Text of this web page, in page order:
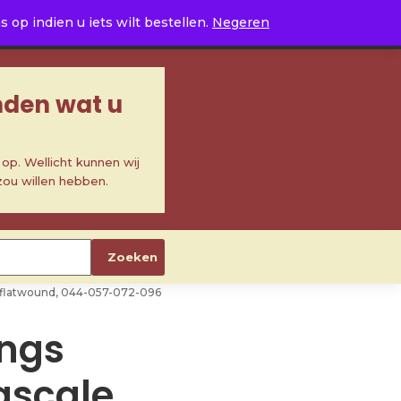
op indien u iets wilt bestellen. Negeren
wat u
Wellicht kunnen wij
willen hebben.
Zoeken
044-057-072-096